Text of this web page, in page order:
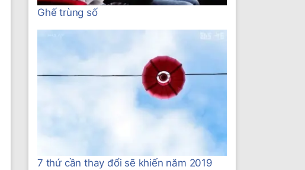
Ghế trùng số
7 thứ cần thay đổi sẽ khiến năm 2019